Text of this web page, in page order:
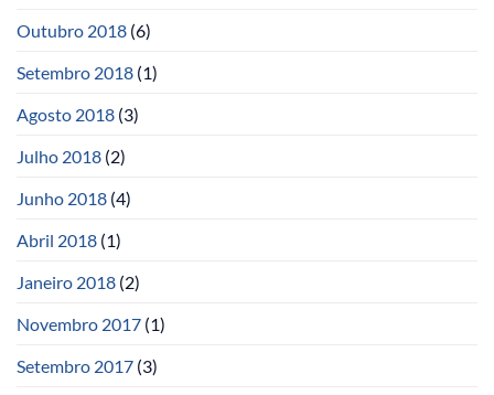
Outubro 2018 (6)
Setembro 2018 (1)
Agosto 2018 (3)
Julho 2018 (2)
Junho 2018 (4)
Abril 2018 (1)
Janeiro 2018 (2)
Novembro 2017 (1)
Setembro 2017 (3)